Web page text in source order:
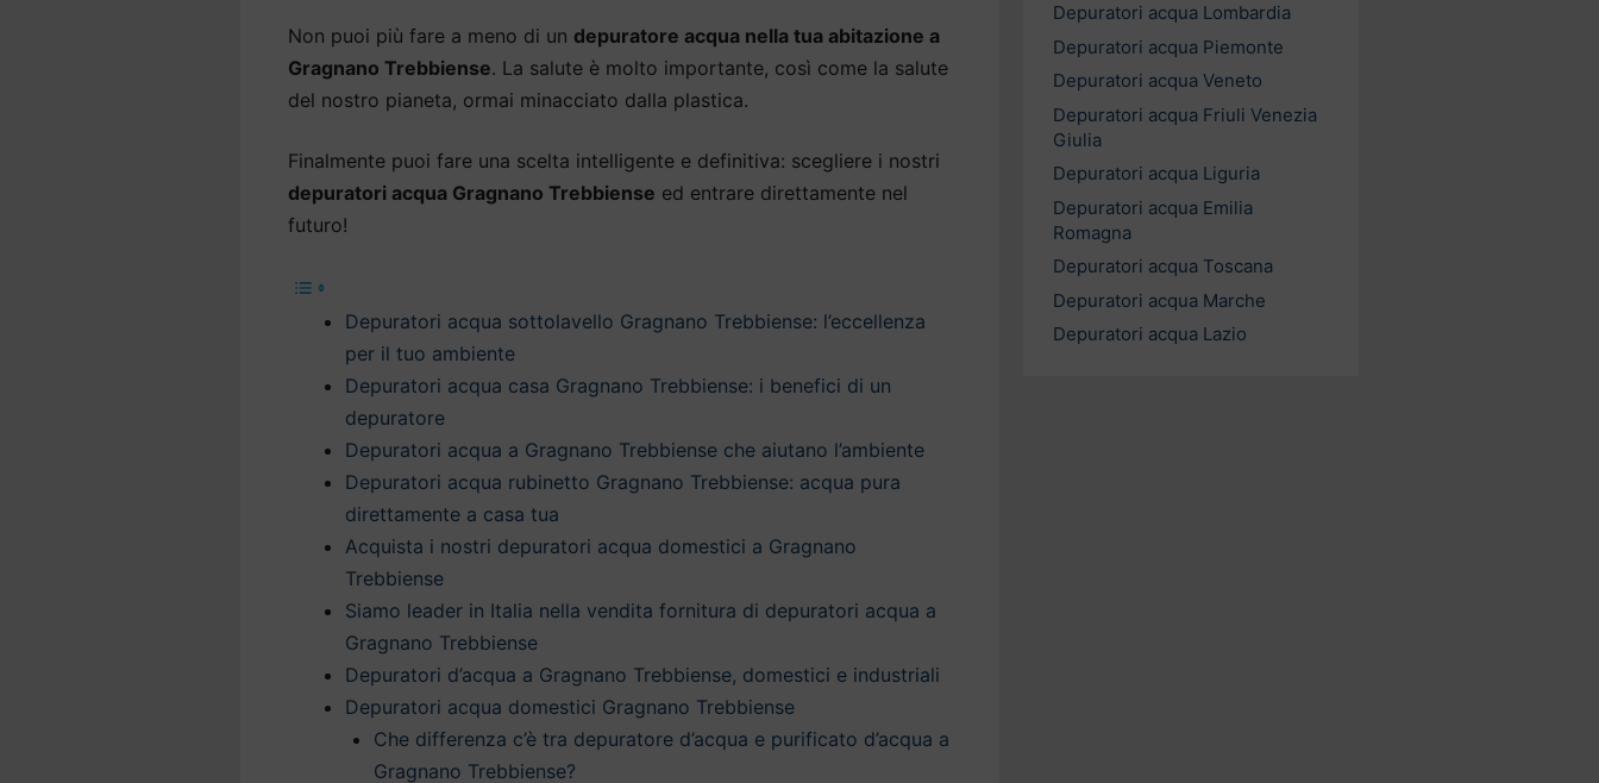
Non puoi più fare a meno di un depuratore acqua nella tua abitazione a
Gragnano Trebbiense. La salute è molto importante, così come la salute
del nostro pianeta, ormai minacciato dalla plastica.
Finalmente puoi fare una scelta intelligente e definitiva: scegliere i nostri
depuratori acqua Gragnano Trebbiense ed entrare direttamente nel
futuro!
Depuratori acqua sottolavello Gragnano Trebbiense: l’eccellenza
per il tuo ambiente
Depuratori acqua casa Gragnano Trebbiense: i benefici di un
depuratore
Depuratori acqua a Gragnano Trebbiense che aiutano l’ambiente
Depuratori acqua rubinetto Gragnano Trebbiense: acqua pura
direttamente a casa tua
Acquista i nostri depuratori acqua domestici a Gragnano
Trebbiense
Siamo leader in Italia nella vendita fornitura di depuratori acqua a
Gragnano Trebbiense
Depuratori d’acqua a Gragnano Trebbiense, domestici e industriali
Depuratori acqua domestici Gragnano Trebbiense
Che differenza c’è tra depuratore d’acqua e purificato d’acqua a
Gragnano Trebbiense?
Depuratori acqua Lombardia
Depuratori acqua Piemonte
Depuratori acqua Veneto
Depuratori acqua Friuli Venezia
Giulia
Depuratori acqua Liguria
Depuratori acqua Emilia
Romagna
Depuratori acqua Toscana
Depuratori acqua Marche
Depuratori acqua Lazio